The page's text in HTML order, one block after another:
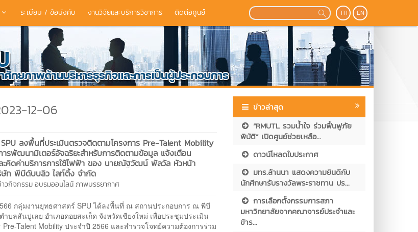
ระเบียบ / ข้อบังคับ งานวิจัยและบริการวิชาการ ติดต่อศูนย์ TH EN
12-06
ลงพื้นที่ประเมินตรวจติดตามโครงการ Pre-Talent Mobility
ารพัฒนามิเตอร์อัจฉริยะสำหรับการติดตามข้อมูล แจ้งเตือน
คิดค่าบริการการใช้ไฟฟ้า ของ นายณัฐวัฒน์ พัลวัล หัวหน้า
ษัท พีบีดับบลิว ไลท์ติ้ง จำกัด
วกิจกรรม อบรมออนไลน์ ภาพบรรยากาศ
กลุ่มงานยุทธศาสตร์ SPU ได้ลงพื้นที่ ณ สถานประกอบการ ณ พีบี
บลสันปูเลย อำเภอดอยสะเก็ด จังหวัดเชียงใหม่ เพื่อประชุมประเมิน
Talent Mobility ประจำปี 2566 และสำรวจโจทย์ความต้องการร่วม
ข่าวล่าสุด
“RMUTL รวมน้ำใจ ร่วมฟื้นฟูภัย
พิบัติ” เปิดศูนย์ช่วยเหลือ...
ดาวน์โหลดใบประกาศ
มทร.ล้านนา แสดงความยินดีกับ
นักศึกษารับรางวัลพระราชทาน ปร...
การเลือกตั้งกรรมการสภา
มหาวิทยาลัยจากคณาจารย์ประจำและ
ข้าร...